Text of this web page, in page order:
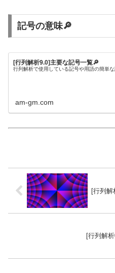
記号の意味🔎
[行列解析9.0]主要な記号一覧🔎
行列解析で使用している記号や用語の簡単な
am-gm.com
[行列解
[行列解